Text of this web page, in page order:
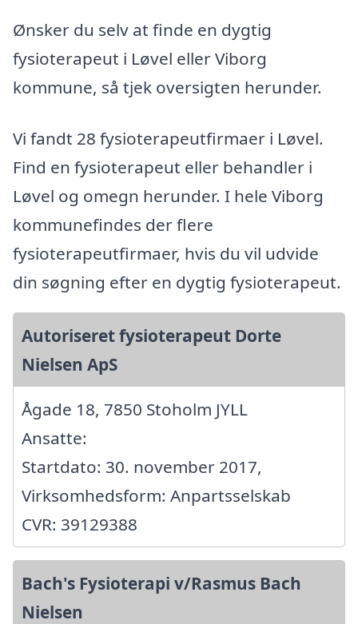
Ønsker du selv at finde en dygtig
fysioterapeut i Løvel eller Viborg
kommune, så tjek oversigten herunder.
Vi fandt 28 fysioterapeutfirmaer i Løvel.
Find en fysioterapeut eller behandler i
Løvel og omegn herunder. I hele Viborg
kommunefindes der flere
fysioterapeutfirmaer, hvis du vil udvide
din søgning efter en dygtig fysioterapeut.
Autoriseret fysioterapeut Dorte
Nielsen ApS
Ågade 18, 7850 Stoholm JYLL
Ansatte:
Startdato: 30. november 2017,
Virksomhedsform: Anpartsselskab
CVR: 39129388
Bach's Fysioterapi v/Rasmus Bach
Nielsen